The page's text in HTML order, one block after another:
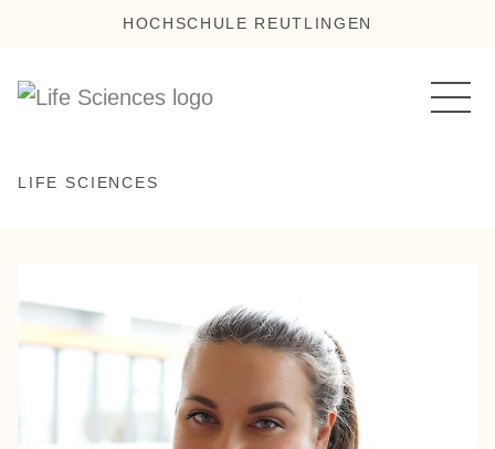
HOCHSCHULE REUTLINGEN
LIFE SCIENCES